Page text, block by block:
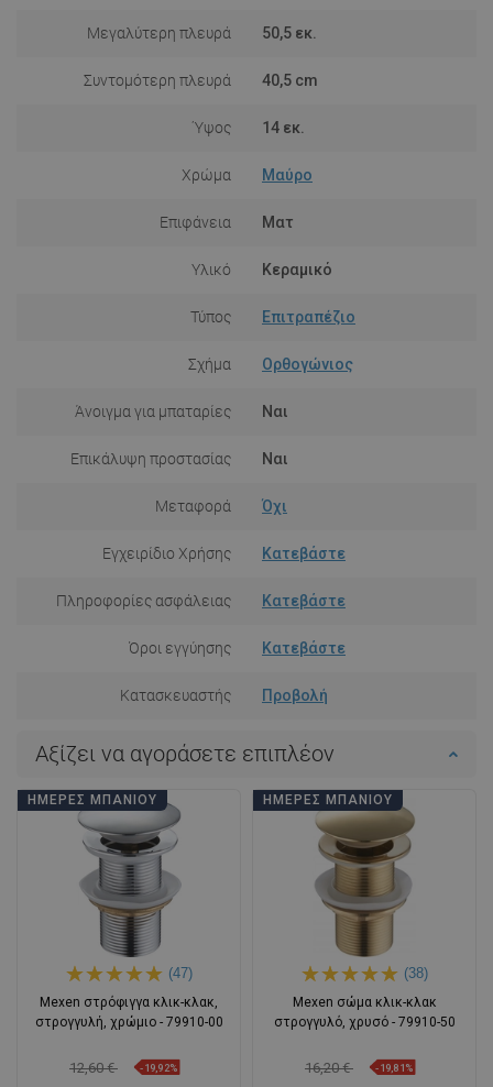
Μεγαλύτερη πλευρά 50,5 εκ.
Συντομότερη πλευρά 40,5 cm
Ύψος 14 εκ.
Χρώμα Μαύρο
Επιφάνεια Ματ
Υλικό Κεραμικό
Τύπος Επιτραπέζιο
Σχήμα Ορθογώνιος
Άνοιγμα για μπαταρίες Ναι
Επικάλυψη προστασίας Ναι
Μεταφορά Όχι
Εγχειρίδιο Χρήσης Κατεβάστε
Πληροφορίες ασφάλειας Κατεβάστε
Όροι εγγύησης Κατεβάστε
Κατασκευαστής Προβολή
Αξίζει να αγοράσετε επιπλέον
ΗΜΈΡΕΣ ΜΠΆΝΙΟΥ
(47)
Mexen στρόφιγγα κλικ-κλακ,
στρογγυλή, χρώμιο - 79910-00
12,60 € -19,92%
ΗΜΈΡΕΣ ΜΠΆΝΙΟΥ
(38)
Mexen σώμα κλικ-κλακ
στρογγυλό, χρυσό - 79910-50
16,20 € -19,81%